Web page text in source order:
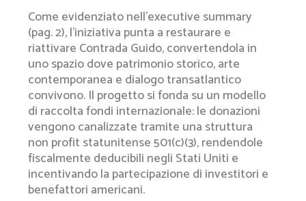
Come evidenziato nell’executive summary
(pag. 2), l’iniziativa punta a restaurare e
riattivare Contrada Guido, convertendola in
uno spazio dove patrimonio storico, arte
contemporanea e dialogo transatlantico
convivono. Il progetto si fonda su un modello
di raccolta fondi internazionale: le donazioni
vengono canalizzate tramite una struttura
non profit statunitense 501(c)(3), rendendole
fiscalmente deducibili negli Stati Uniti e
incentivando la partecipazione di investitori e
benefattori americani.